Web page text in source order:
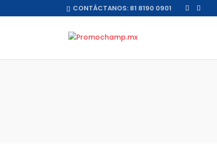
CONTÁCTANOS: 81 8190 0901